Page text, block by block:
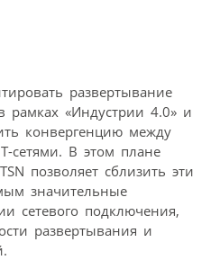
развертывание
рамках «Индустрии 4.0» и
конвергенцию между
В этом плане
позволяет сблизить эти
значительные
сетевого подключения,
развертывания и